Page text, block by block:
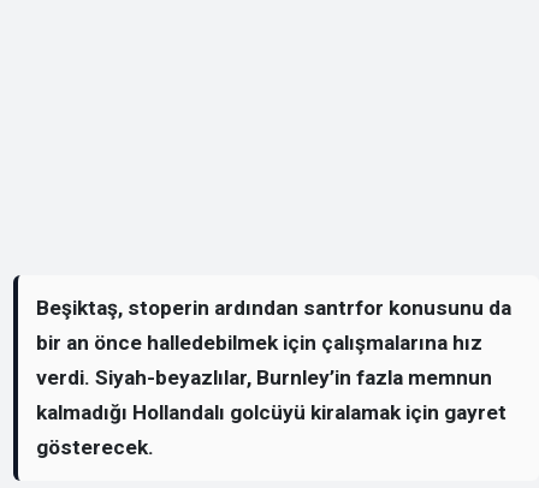
Beşiktaş, stoperin ardından santrfor konusunu da
bir an önce halledebilmek için çalışmalarına hız
verdi. Siyah-beyazlılar, Burnley’in fazla memnun
kalmadığı Hollandalı golcüyü kiralamak için gayret
gösterecek.